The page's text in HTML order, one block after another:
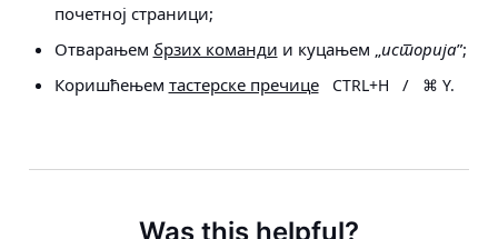
почетној страници;
Отварањем брзих команди и куцањем „историја”;
Коришћењем тастерске пречице CTRL+H / ⌘ Y.
Was this helpful?